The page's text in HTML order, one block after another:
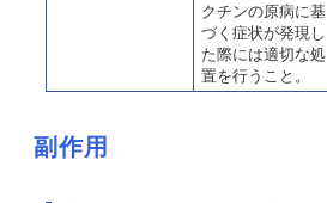
クチンの原病に基
づく症状が発現し
た際には適切な処
置を行うこと。
副作用